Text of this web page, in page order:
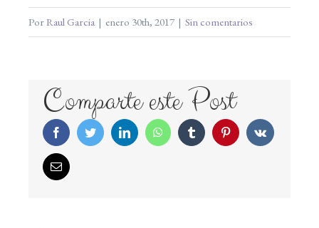
PorRaul Garcia | enero 30th, 2017 | Sin comentarios
Comparte este Post
FacebookTwitterLinkedInWhatsAppTumblr PinterestVk
Correo
electrónico